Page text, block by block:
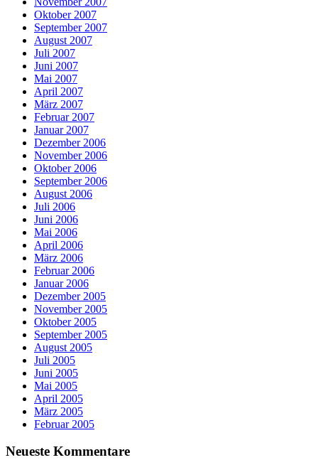
Oktober 2007
September 2007
August 2007
Juli 2007
Juni 2007
Mai 2007
April 2007
März 2007
Februar 2007
Januar 2007
Dezember 2006
November 2006
Oktober 2006
September 2006
August 2006
Juli 2006
Juni 2006
Mai 2006
April 2006
März 2006
Februar 2006
Januar 2006
Dezember 2005
November 2005
Oktober 2005
September 2005
August 2005
Juli 2005
Juni 2005
Mai 2005
April 2005
März 2005
Februar 2005
Neueste Kommentare